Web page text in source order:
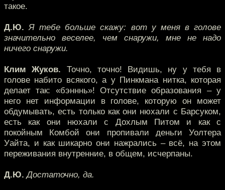
такое.
Д.Ю. Я тебе больше скажу: вот у меня в голове
значительно веселее, чем снаружи, мне не надо
ничего снаружи.
Клим Жуков. Точно, точно! Видишь, ну у тебя в
голове набито всякого, а у Пинкмана нитка, которая
делает так: «бэнннь»! Отсутствие образования – у
него нет информации в голове, которую он может
обдумывать, есть только как они нюхали с Барсуком,
есть как они нюхали с Дохлым Питом и как с
покойным Комбой они пропивали деньги Уолтера
Уайта, и как шикарно они нажрались – всё, на этом
переживания внутренние, в общем, исчерпаны.
Д.Ю. Достаточно, да.